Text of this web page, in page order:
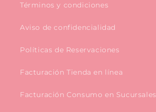
Términos y condiciones
Aviso de confidencialidad
Políticas de Reservaciones
Facturación Tienda en línea
Facturación Consumo en Sucursales